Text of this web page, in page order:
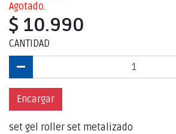
Agotado.
$ 10.990
CANTIDAD
Encargar
set gel roller set metalizado